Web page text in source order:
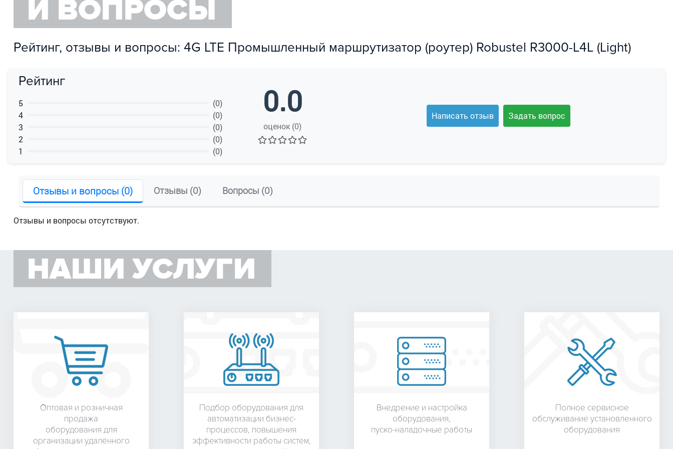
И ВОПРОСЫ
Рейтинг, отзывы и вопросы: 4G LTE Промышленный маршрутизатор (роутер) Robustel R3000-L4L (Light)
Рейтинг
5
(0)
4
(0)
3
(0)
2
(0)
1
(0)
0.0
оценок (0)
Написать отзыв Задать вопрос
Отзывы и вопросы (0) Отзывы (0) Вопросы (0)
Отзывы и вопросы отсутствуют.
НАШИ УСЛУГИ
Оптовая и розничная
продажа
оборудования для
организации удалённого
Подбор оборудования для
автоматизации бизнес-
процессов, повышения
эффективности работы систем,
Внедрение и настройка
оборудования,
пуско-наладочные работы
Полное сервисное
обслуживание установленного
оборудования